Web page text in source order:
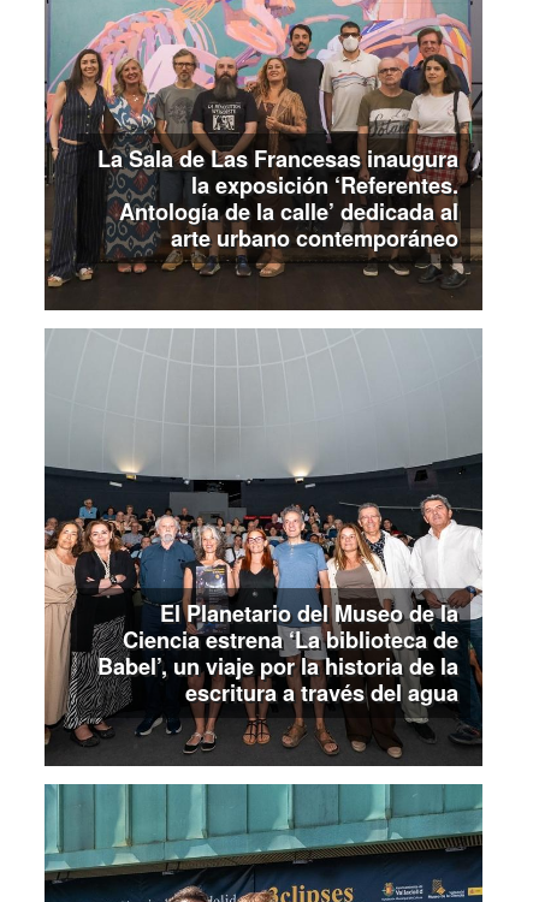
La Sala de Las Francesas inaugura
la exposición ‘Referentes.
Antología de la calle’ dedicada al
arte urbano contemporáneo
El Planetario del Museo de la
Ciencia estrena ‘La biblioteca de
Babel’, un viaje por la historia de la
escritura a través del agua